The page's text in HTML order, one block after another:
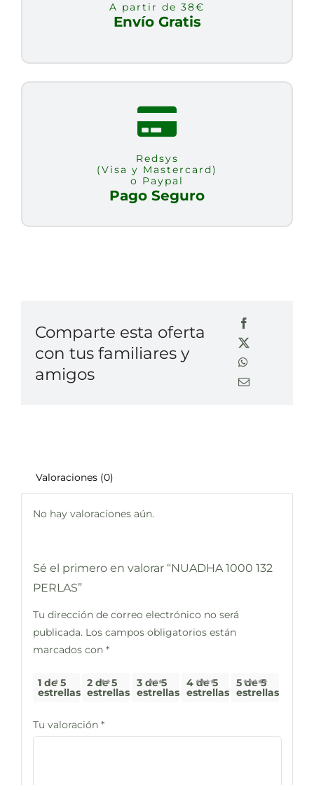
A partir de 38€
Envío Gratis
Redsys
(Visa y Mastercard)
o Paypal
Pago Seguro
Comparte esta oferta
con tus familiares y
amigos
Valoraciones (0)
No hay valoraciones aún.
Sé el primero en valorar “NUADHA 1000 132
PERLAS”
Tu dirección de correo electrónico no será
publicada. Los campos obligatorios están
marcados con *
1 de 5
estrellas
2 de 5
estrellas
3 de 5
estrellas
4 de 5
estrellas
5 de 5
estrellas
Tu valoración *